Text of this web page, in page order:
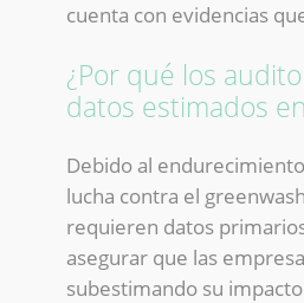
cuenta con evidencias
¿Por qué los
datos estimados
Debido al endurecimiento
lucha contra el
requieren datos
asegurar que las
subestimando su